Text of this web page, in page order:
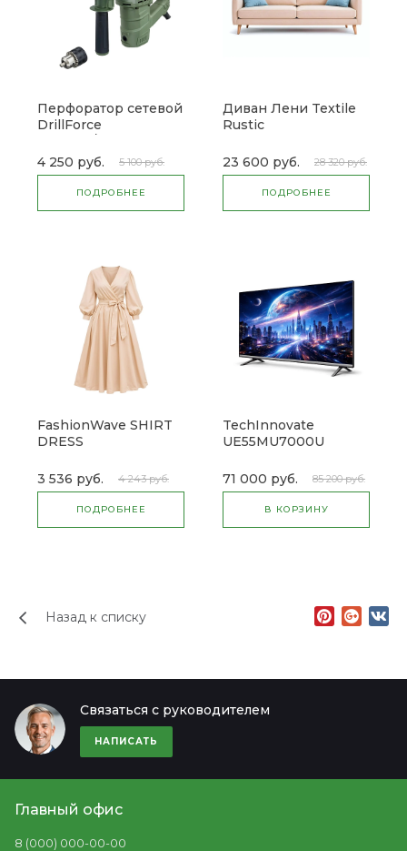
Перфоратор сетевой
DrillForce
4 250 руб.
5 100 руб.
ПОДРОБНЕЕ
Диван Лени Textile
Rustic
23 600 руб. 28 320 руб.
ПОДРОБНЕЕ
FashionWave SHIRT
DRESS
3 536 руб. 4 243 руб.
ПОДРОБНЕЕ
TechInnovate
UE55MU7000U
71 000 руб.
85 200 руб.
В КОРЗИНУ
Назад к списку
Связаться с руководителем
НАПИСАТЬ
Главный офис
8 (000) 000-00-00